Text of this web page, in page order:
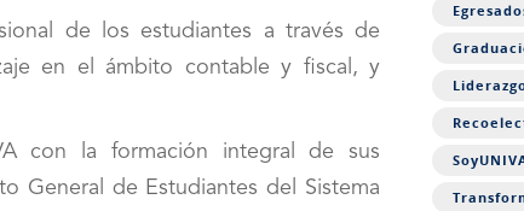
de los estudiantes a través de
en el ámbito contable y fiscal, y
con la formación integral de sus
General de Estudiantes del Sistema